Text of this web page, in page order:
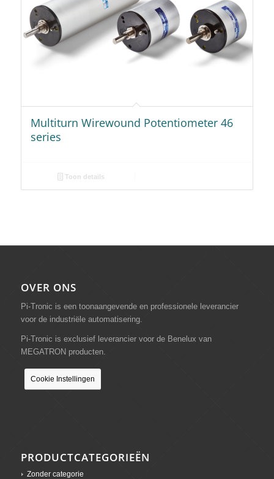
Multiturn Wirewound Potentiometer 46
series
Toon details
OVER ONS
Pi-Tronic is een toonaangevende en professionele leverancier
voor de industriële automatisering.
Pi-Tronic is exclusief leverancier voor de Benelux van
MEGATRON producten.
Cookie Instellingen
PRODUCTCATEGORIEËN
Zonder categorie